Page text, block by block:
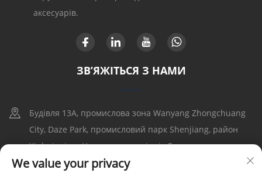
аксесуарів.
ЗВ’ЯЖІТЬСЯ З НАМИ
Будівля 13A, промислова зона Wanyang Zhongchuang
City, Daze Park, промисловий парк Shenjiang, район
Xinhui, місто Цзянмэнь, провінція Гуандун
We value your privacy